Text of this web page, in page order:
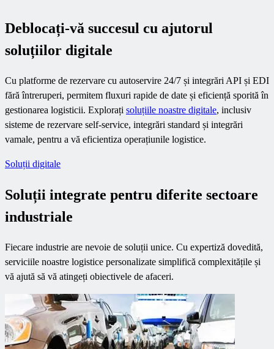
Deblocați-vă succesul cu ajutorul
soluțiilor digitale
Cu platforme de rezervare cu autoservire 24/7 și integrări API și EDI
fără întreruperi, permitem fluxuri rapide de date și eficiență sporită în
gestionarea logisticii. Explorați soluțiile noastre digitale, inclusiv
sisteme de rezervare self-service, integrări standard și integrări
vamale, pentru a vă eficientiza operațiunile logistice.
Soluții digitale
Soluții integrate pentru diferite sectoare
industriale
Fiecare industrie are nevoie de soluții unice. Cu expertiză dovedită,
serviciile noastre logistice personalizate simplifică complexitățile și
vă ajută să vă atingeți obiectivele de afaceri.